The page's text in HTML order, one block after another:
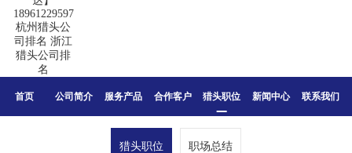
首页 公司简介 服务产品 合作客户 猎头职位 新闻中心 联系我们
猎头职位 职场总结